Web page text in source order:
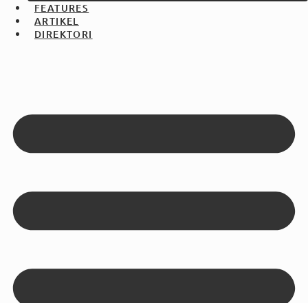
FEATURES
ARTIKEL
DIREKTORI